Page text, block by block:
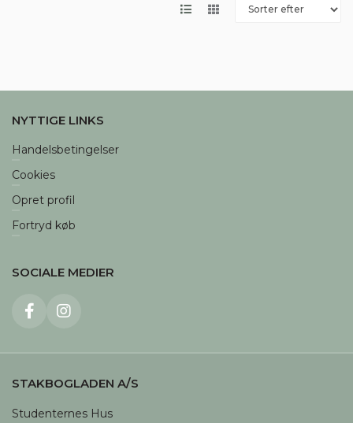
NYTTIGE LINKS
Handelsbetingelser
Cookies
Opret profil
Fortryd køb
SOCIALE MEDIER
STAKBOGLADEN A/S
Studenternes Hus